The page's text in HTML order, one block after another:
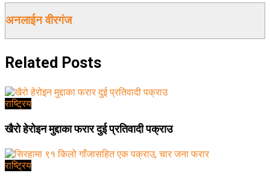
अनलाईन वीरगंज
Related Posts
राष्ट्रिय
खैरो हेरोइन मुद्दाका फरार दुई प्रतिवादी पक्राउ
राष्ट्रिय